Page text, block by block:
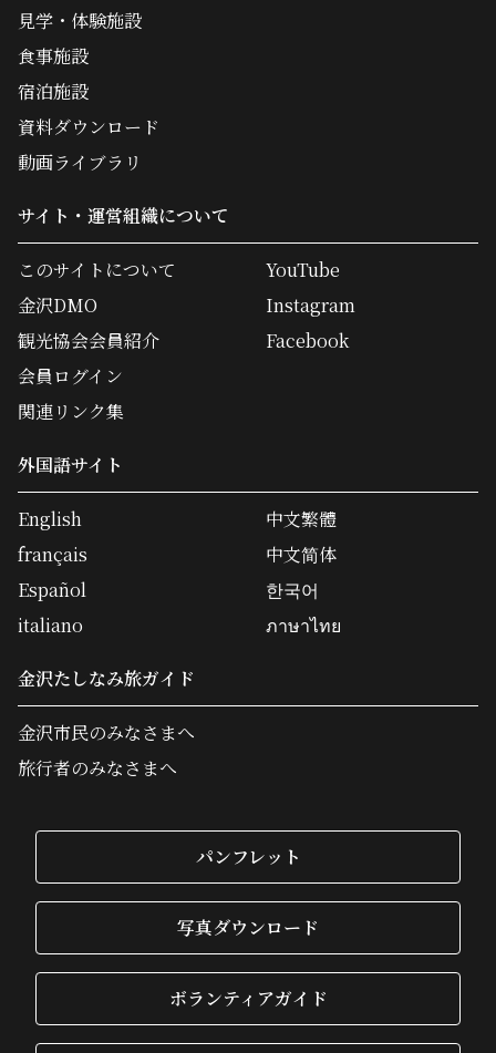
見学・体験施設
食事施設
宿泊施設
資料ダウンロード
動画ライブラリ
サイト・運営組織について
このサイトについて
金沢DMO
観光協会会員紹介
会員ログイン
関連リンク集
YouTube
Instagram
Facebook
外国語サイト
English
français
Español
italiano
中文繁體
中文简体
한국어
ภาษาไทย
金沢たしなみ旅ガイド
金沢市民のみなさまへ
旅行者のみなさまへ
パンフレット
写真ダウンロード
ボランティアガイド